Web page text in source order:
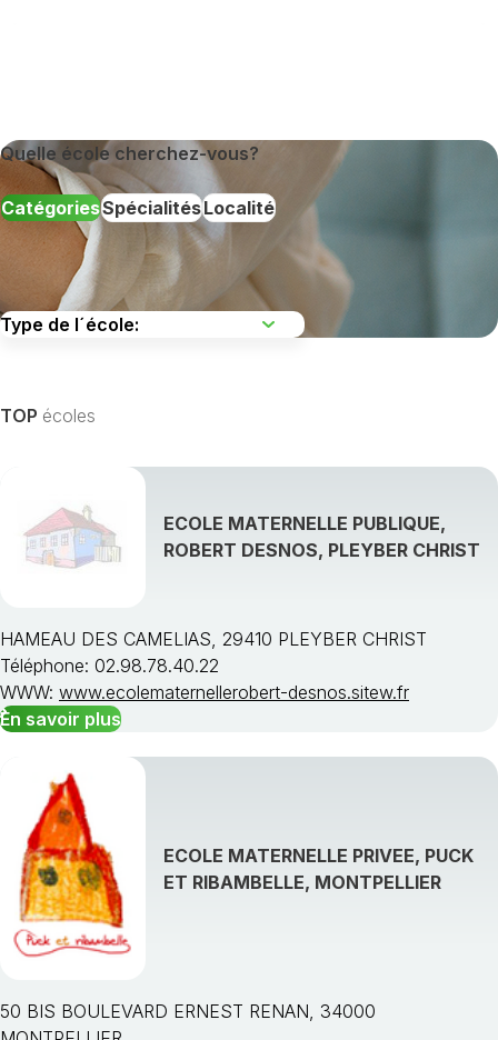
Quelle école cherchez-vous?
CatégoriesSpécialitésLocalité
Afficher toutes les spécialités de formation »
Choisissez une région
TOP écoles
ECOLE MATERNELLE PUBLIQUE,
ROBERT DESNOS, PLEYBER CHRIST
HAMEAU DES CAMELIAS, 29410 PLEYBER CHRIST
Téléphone: 02.98.78.40.22
WWW: www.ecolematernellerobert-desnos.sitew.fr
En savoir plus
ECOLE MATERNELLE PRIVEE, PUCK
ET RIBAMBELLE, MONTPELLIER
50 BIS BOULEVARD ERNEST RENAN, 34000